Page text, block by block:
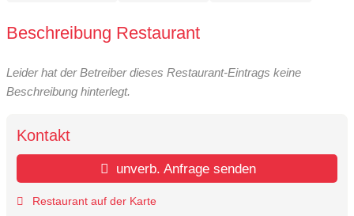
Beschreibung Restaurant
Leider hat der Betreiber dieses Restaurant-Eintrags keine
Beschreibung hinterlegt.
Kontakt
unverb. Anfrage senden
Restaurant auf der Karte